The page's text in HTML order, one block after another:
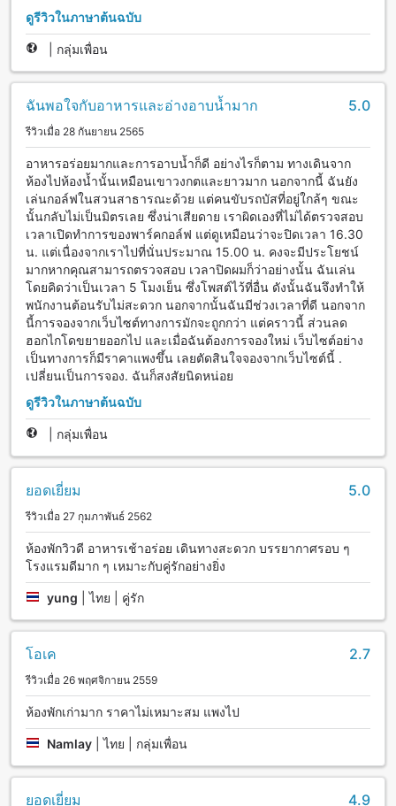
ดูรีวิวในภาษาต้นฉบับ
กลุ่มเพื่อน
ฉันพอใจกับอาหารและอ่างอาบน้ำมาก 5.0
รีวิวเมื่อ 28 กันยายน 2565
อาหารอร่อยมากและการอาบน้ำก็ดี อย่างไรก็ตาม ทางเดินจาก
ห้องไปห้องน้ำนั้นเหมือนเขาวงกตและยาวมาก นอกจากนี้ ฉันยัง
เล่นกอล์ฟในสวนสาธารณะด้วย แต่คนขับรถบัสที่อยู่ใกล้ๆ ขณะ
นั้นกลับไม่เป็นมิตรเลย ซึ่งน่าเสียดาย เราผิดเองที่ไม่ได้ตรวจสอบ
เวลาเปิดทำการของพาร์คกอล์ฟ แต่ดูเหมือนว่าจะปิดเวลา 16.30
น. แต่เนื่องจากเราไปที่นั่นประมาณ 15.00 น. คงจะมีประโยชน์
มากหากคุณสามารถตรวจสอบ เวลาปิดผมก็ว่าอย่างนั้น ฉันเล่น
โดยคิดว่าเป็นเวลา 5 โมงเย็น ซึ่งโพสต์ไว้ที่อื่น ดังนั้นฉันจึงทำให้
พนักงานต้อนรับไม่สะดวก นอกจากนั้นฉันมีช่วงเวลาที่ดี นอกจาก
นี้การจองจากเว็บไซต์ทางการมักจะถูกกว่า แต่คราวนี้ ส่วนลด
ฮอกไกโดขยายออกไป และเมื่อฉันต้องการจองใหม่ เว็บไซต์อย่าง
เป็นทางการก็มีราคาแพงขึ้น เลยตัดสินใจจองจากเว็บไซต์นี้ .
เปลี่ยนเป็นการจอง. ฉันก็สงสัยนิดหน่อย
ดูรีวิวในภาษาต้นฉบับ
กลุ่มเพื่อน
ยอดเยี่ยม 5.0
รีวิวเมื่อ 27 กุมภาพันธ์ 2562
ห้องพักวิวดี อาหารเช้าอร่อย เดินทางสะดวก บรรยากาศรอบ ๆ
โรงแรมดีมาก ๆ เหมาะกับคู่รักอย่างยิ่ง
yung |ไทย | คู่รัก
โอเค 2.7
รีวิวเมื่อ 26 พฤศจิกายน 2559
ห้องพักเก่ามาก ราคาไม่เหมาะสม แพงไป
Namlay |ไทย | กลุ่มเพื่อน
ยอดเยี่ยม 4.9